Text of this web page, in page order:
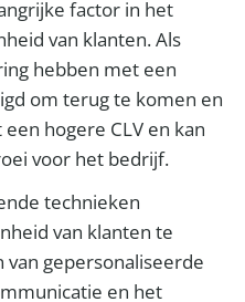
factor in het
van klanten. Als
hebben met een
om terug te komen en
hogere CLV en kan
voor het bedrijf.
technieken
van klanten te
gepersonaliseerde
en het